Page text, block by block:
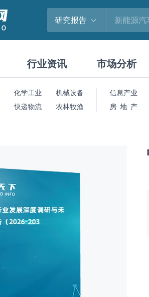
研究报告
行业资讯 市场分析
化学工业
机械设备
快递物流 农林牧渔
信息产业
房 地 产